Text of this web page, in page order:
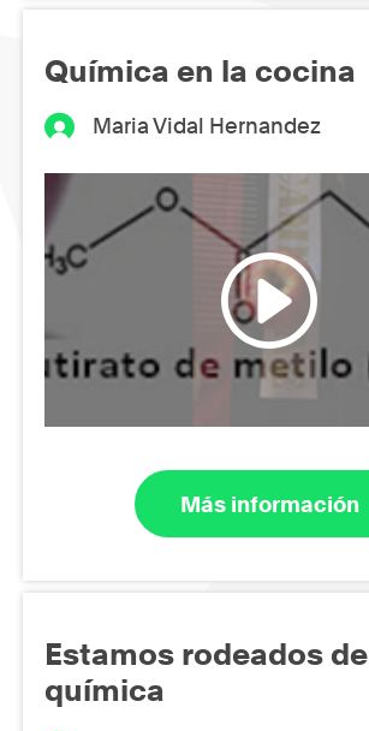
Química en la cocina
Maria Vidal Hernandez
Más información
Estamos rodeados de
química